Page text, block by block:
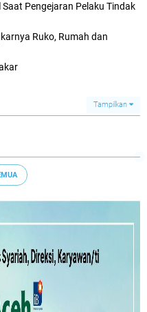
Pengejaran Pelaku Tindak
Ruko, Rumah dan
Tampilkan